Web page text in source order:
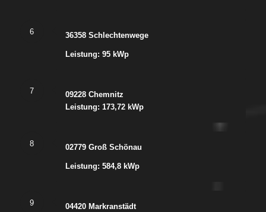
6 36358 Schlechtenwege
Leistung: 95 kWp
7
09228 Chemnitz
Leistung: 173,72 kWp
8 02779 Groß Schönau
Leistung: 584,8 kWp
9
04420 Markranstädt